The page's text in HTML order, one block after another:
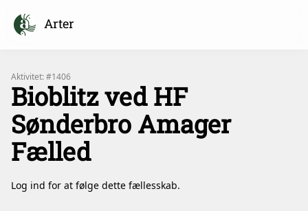
Arter
Aktivitet: #1406
Bioblitz ved HF
Sønderbro Amager
Fælled
Log ind for at følge dette fællesskab.